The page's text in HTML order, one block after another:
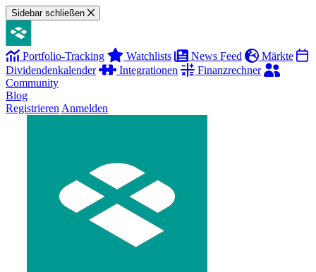
Sidebar schließen
Portfolio-Tracking Watchlists News Feed
Märkte
Dividendenkalender
Integrationen
Finanzrechner
Community
Blog
Registrieren Anmelden